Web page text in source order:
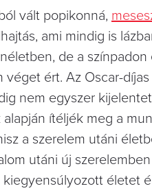
vált popikonná,
ami mindig is
de a
véget ért. Az Oscar-
nem egyszer
ítéljék meg a
a szerelem utáni
utáni új
életet